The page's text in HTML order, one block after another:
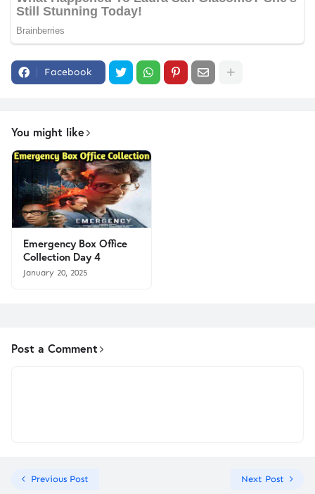
Facebook
You might like
Emergency Box Office
Collection Day 4
January 20, 2025
Post a Comment
Previous Post Next Post